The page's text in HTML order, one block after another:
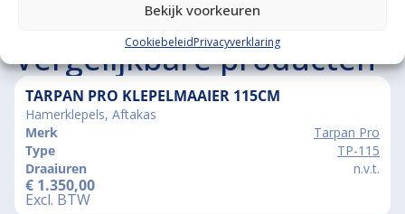
Bekijk voorkeuren
CookiebeleidPrivacyverklaring
Vergelijkbare producten
TARPAN PRO KLEPELMAAIER 115CM
Hamerklepels, Aftakas
Merk
Tarpan Pro
Type
TP-115
Draaiuren
n.v.t.
€ 1.350,00
Excl. BTW